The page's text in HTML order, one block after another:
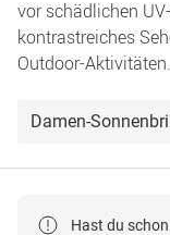
vor schädlichen
kontrastreiches
Outdoor-Aktivitäten.
Damen-
Hast du